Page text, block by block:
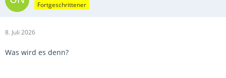
Fortgeschrittener
8. Juli 2026
Was wird es denn?